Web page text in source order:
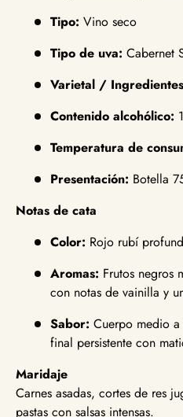
Tipo: Vino seco
Tipo de uva: Cabernet
Varietal /
Contenido alcohólico:
Temperatura de
Presentación: Botella
Notas de cata
Color: Rojo rubí
Aromas: Frutos negros
con notas de vainilla y
Sabor: Cuerpo medio
final persistente con
Maridaje
Carnes asadas, cortes de res
pastas con salsas intensas.